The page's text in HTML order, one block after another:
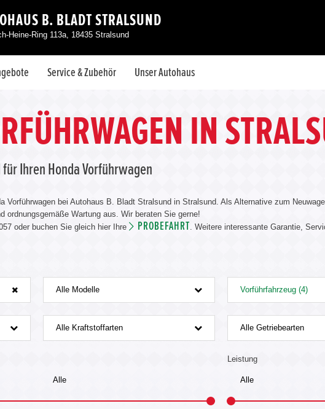
B. BLADT STRALSUND
Heine-Ring 113a, 18435 Stralsund
Service & Zubehör Unser Autohaus
IN
Ihren Honda Vorführwagen
Vorführwagen bei Autohaus B. Bladt Stralsund in Stralsund. Als Alternative zum
ordnungsgemäße Wartung aus. Wir beraten Sie gerne!
oder buchen Sie gleich hier Ihre
PROBEFAHRT . Weitere interessante Garantie,
Alle Modelle Vorführfahrzeug (4)
Alle Kraftstoffarten Alle Getriebearten
Leistung